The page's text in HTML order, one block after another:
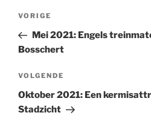
Bericht
Vorig
bericht
VORIGE
Mei 2021: Engels
Bosschert
Volgend
bericht
VOLGENDE
Oktober 2021: Een
Stadzicht